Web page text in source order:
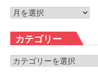
ア
カ
イ
ブ
カテゴリー
カ